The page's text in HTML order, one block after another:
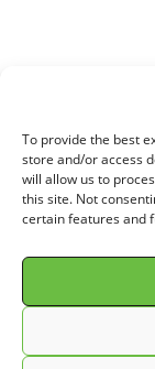
To provide the best
store and/or access
will allow us to
this site. Not
certain features and
Home/VOITURE /
AUDI A6 (4B/C5)
©